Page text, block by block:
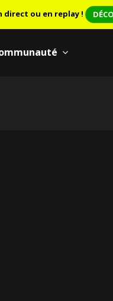
direct ou en replay !